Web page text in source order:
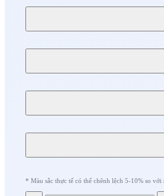
* Màu sắc thực tế có thể chênh lệch 5-10% so